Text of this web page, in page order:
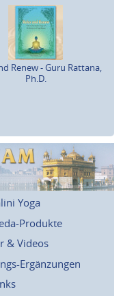
Renew - Guru Rattana,
Ph.D.
Yoga
Produkte
& Videos
Ergänzungen